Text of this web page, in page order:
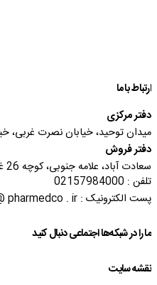
ارتباط با ما
دفتر مرکزی
میدان توحید، خیابان نصرت غربی،
دفتر فروش
سعادت آباد، علامه جنوبی، کوچه 26 غربی حق طلب، پلاک 41
تلفن : 02157984000
پست الکترونیک : info @ pharmedco . ir
ما را در شبکه‌ها اجتماعی دنبال کنید
نقشه سایت